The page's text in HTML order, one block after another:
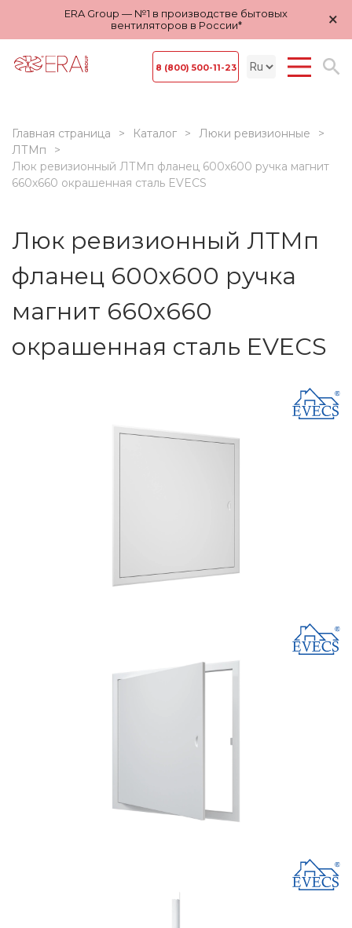
ERA Group — №1 в производстве бытовых
вентиляторов в России*
×
8 (800) 500-11-23
Главная страница Каталог
Люки ревизионные
ЛТМп
Люк ревизионный ЛТМп фланец 600х600 ручка магнит
660х660 окрашенная сталь EVECS
Люк ревизионный ЛТМп
фланец 600х600 ручка
магнит 660х660
окрашенная сталь EVECS